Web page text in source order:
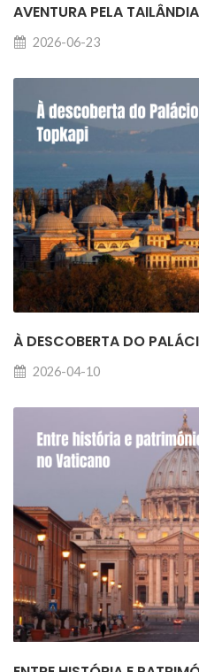
AVENTURA PELA TAILÂNDIA
2026-06-23
À DESCOBERTA DO
2026-04-10